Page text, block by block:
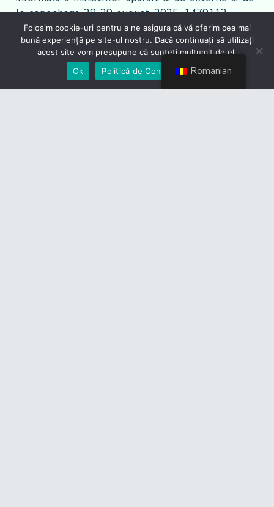
la-copenhaga-28-29-august-2025–1479113
Romanian
Folosim cookie-uri pentru a ne asigura că vă oferim cea mai
bună experiență pe site-ul nostru. Dacă continuați să utilizați
acest site vom presupune că sunteți mulțumit de el.
Ok
Politică de Confidențialiate